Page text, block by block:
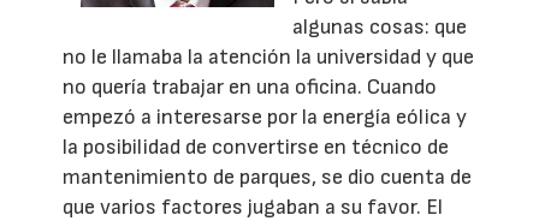
algunas cosas: que
no le llamaba la atención la universidad y que
no quería trabajar en una oficina. Cuando
empezó a interesarse por la energía eólica y
la posibilidad de convertirse en técnico de
mantenimiento de parques, se dio cuenta de
que varios factores jugaban a su favor. El